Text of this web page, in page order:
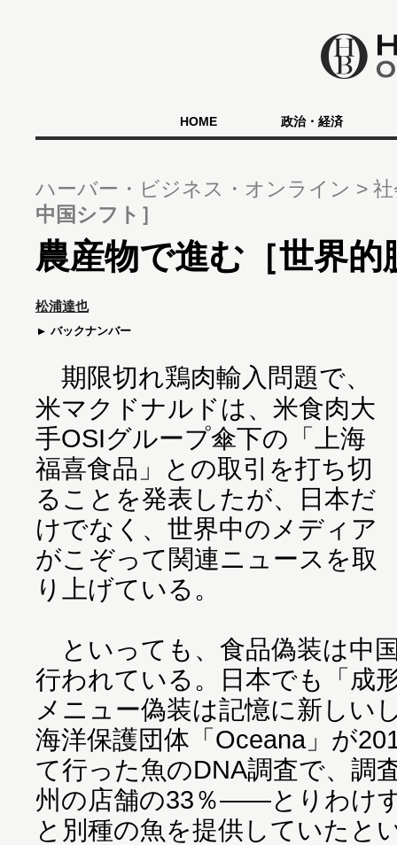
HOME 政治・経済
ハーバー・ビジネス・オンライン
中国シフト］
農産物で進む［世界
松浦達也
バックナンバー
期限切れ鶏肉輸入問題で、
米マクドナルドは、米食肉大
手OSIグループ傘下の「上海
福喜食品」との取引を打ち切
ることを発表したが、日本だ
けでなく、世界中のメディア
がこぞって関連ニュースを取
り上げている。
といっても、食品偽装は中
行われている。日本でも「成
メニュー偽装は記憶に新しい
海洋保護団体「Oceana」が
て行った魚のDNA調査で、調
州の店舗の33％――とりわけ
と別種の魚を提供していたと